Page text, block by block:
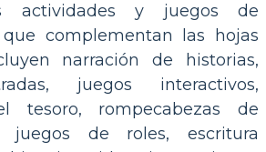
actividades y juegos de
que complementan las hojas
narración de historias,
juegos interactivos,
tesoro, rompecabezas de
juegos de roles, escritura